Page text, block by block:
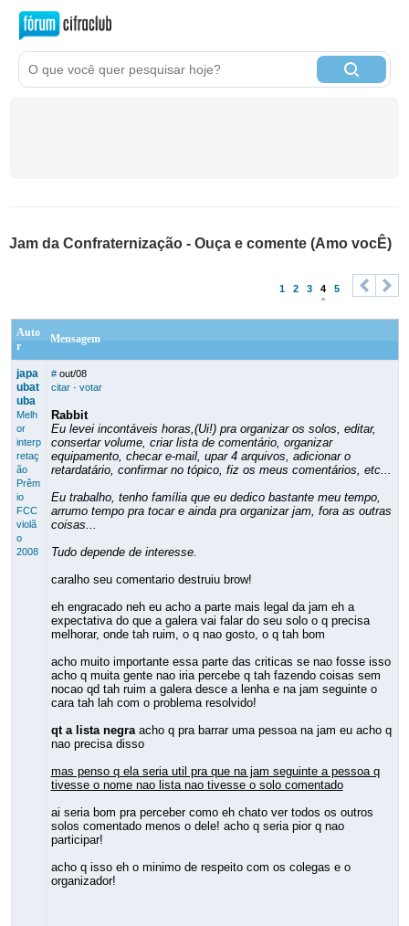
Jam da Confraternização - Ouça e comente (Amo vocÊ)
1 2 3 4 5
>
Auto
r
Mensagem
japa
ubat
uba
Melh
or
interp
retaç
ão
Prêm
io
FCC
violã
o
2008
# out/08
citar· votar
Rabbit
Eu levei incontáveis horas,(Ui!) pra organizar os solos, editar,
consertar volume, criar lista de comentário, organizar
equipamento, checar e-mail, upar 4 arquivos, adicionar o
retardatário, confirmar no tópico, fiz os meus comentários, etc...
Eu trabalho, tenho família que eu dedico bastante meu tempo,
arrumo tempo pra tocar e ainda pra organizar jam, fora as outras
coisas...
Tudo depende de interesse.
caralho seu comentario destruiu brow!
eh engracado neh eu acho a parte mais legal da jam eh a
expectativa do que a galera vai falar do seu solo o q precisa
melhorar, onde tah ruim, o q nao gosto, o q tah bom
acho muito importante essa parte das criticas se nao fosse isso
acho q muita gente nao iria percebe q tah fazendo coisas sem
nocao qd tah ruim a galera desce a lenha e na jam seguinte o
cara tah lah com o problema resolvido!
qt a lista negraacho q pra barrar uma pessoa na jam eu acho q
nao precisa disso
mas penso q ela seria util pra que na jam seguinte a pessoa q
tivesse o nome nao lista nao tivesse o solo comentado
ai seria bom pra perceber como eh chato ver todos os outros
solos comentado menos o dele! acho q seria pior q nao
participar!
acho q isso eh o minimo de respeito com os colegas e o
organizador!